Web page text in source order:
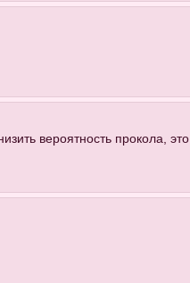
вероятность прокола, это